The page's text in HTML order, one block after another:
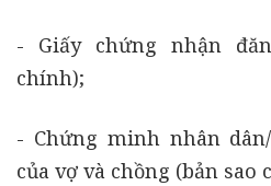
- Giấy chứng nhận
chính);
- Chứng minh nhân
của vợ và chồng (bản sao